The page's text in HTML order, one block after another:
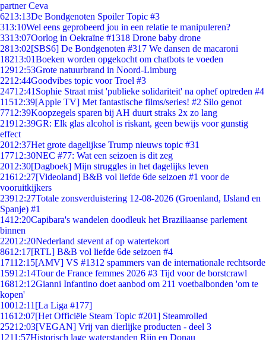
partner Ceva
6213:13De Bondgenoten Spoiler Topic #3
313:10Wel eens geprobeerd jou in een relatie te manipuleren?
3313:07Oorlog in Oekraïne #1318 Drone baby drone
2813:02[SBS6] De Bondgenoten #317 We dansen de macaroni
18213:01Boeken worden opgekocht om chatbots te voeden
12912:53Grote natuurbrand in Noord-Limburg
2212:44Goodvibes topic voor Troel #3
24712:41 Sophie Straat mist 'publieke solidariteit' na ophef optreden #4
11512:39[Apple TV] Met fantastische films/series! #2 Silo genot
7712:39Koopzegels sparen bij AH duurt straks 2x zo lang
21912:39GR: Elk glas alcohol is riskant, geen bewijs voor gunstig
effect
2012:37Het grote dagelijkse Trump nieuws topic #31
17712:30NEC #77: Wat een seizoen is dit zeg
2012:30[Dagboek] Mijn struggles in het dagelijks leven
21612:27[Videoland] B&B vol liefde 6de seizoen #1 voor de
vooruitkijkers
23912:27Totale zonsverduistering 12-08-2026 (Groenland, IJsland en
Spanje) #1
1412:20Capibara's wandelen doodleuk het Braziliaanse parlement
binnen
22012:20Nederland stevent af op watertekort
8612:17[RTL] B&B vol liefde 6de seizoen #4
17112:15[AMV] VS #1312 spammers van de internationale rechtsorde
15912:14Tour de France femmes 2026 #3 Tijd voor de borstcrawl
16812:12Gianni Infantino doet aanbod om 211 voetbalbonden 'om te
kopen'
10012:11 [La Liga #177]
11612:07[Het Officiële Steam Topic #201] Steamrolled
25212:03[VEGAN] Vrij van dierlijke producten - deel 3
1211:57Historisch lage waterstanden Rijn en Donau